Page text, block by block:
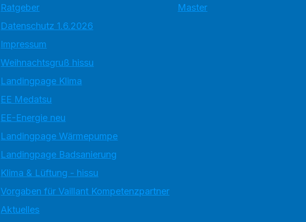
Ratgeber
Datenschutz 1.6.2026
Impressum
Weihnachtsgruß hissu
Landingpage Klima
EE Medatsu
EE-Energie neu
Landingpage Wärmepumpe
Landingpage Badsanierung
Klima & Lüftung - hissu
Vorgaben für Vaillant Kompetenzpartner
Aktuelles
Master